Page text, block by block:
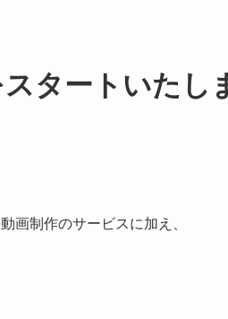
タートいたし
画制作のサービスに加え、